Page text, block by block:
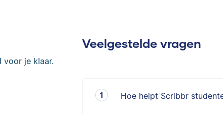
voor je klaar.
Veelgestelde vragen
Hoe helpt Scribbr